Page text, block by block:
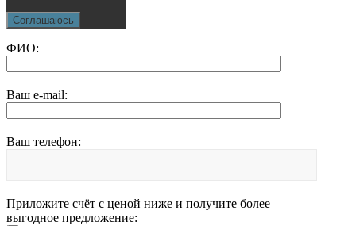
Соглашаюсь
ФИО:
Ваш e-mail:
Ваш телефон:
Приложите счёт с ценой ниже и получите более
выгодное предложение: